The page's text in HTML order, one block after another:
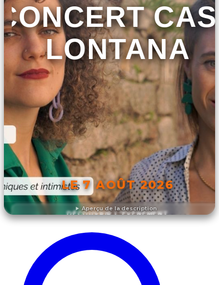
Aperçu de la description
LONTANA
LE 7 AOÛT 2026
DÉCOUVRIR L'ÉVÉNEMENT